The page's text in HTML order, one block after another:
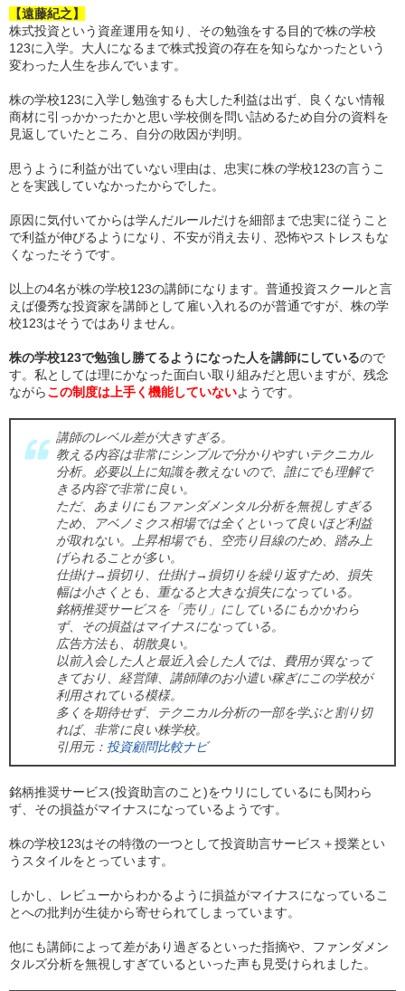
【遠藤紀之】
株式投資という資産運用を知り、その勉強をする目的で株の学校
123に入学。大人になるまで株式投資の存在を知らなかったという
変わった人生を歩んでいます。
株の学校123に入学し勉強するも大した利益は出ず、良くない情報
商材に引っかかったかと思い学校側を問い詰めるため自分の資料を
見返していたところ、自分の敗因が判明。
思うように利益が出ていない理由は、忠実に株の学校123の言うこ
とを実践していなかったからでした。
原因に気付いてからは学んだルールだけを細部まで忠実に従うこと
で利益が伸びるようになり、不安が消え去り、恐怖やストレスもな
くなったそうです。
以上の4名が株の学校123の講師になります。普通投資スクールと言
えば優秀な投資家を講師として雇い入れるのが普通ですが、株の学
校123はそうではありません。
株の学校123で勉強し勝てるようになった人を講師にしているので
す。私としては理にかなった面白い取り組みだと思いますが、残念
ながらこの制度は上手く機能していないようです。
講師のレベル差が大きすぎる。
教える内容は非常にシンプルで分かりやすいテクニカル
分析。必要以上に知識を教えないので、誰にでも理解で
きる内容で非常に良い。
ただ、あまりにもファンダメンタル分析を無視しすぎる
ため、アベノミクス相場では全くといって良いほど利益
が取れない。上昇相場でも、空売り目線のため、踏み上
げられることが多い。
仕掛け→損切り、仕掛け→損切りを繰り返すため、損失
幅は小さくとも、重なると大きな損失になっている。
銘柄推奨サービスを「売り」にしているにもかかわら
ず、その損益はマイナスになっている。
広告方法も、胡散臭い。
以前入会した人と最近入会した人では、費用が異なって
きており、経営陣、講師陣のお小遣い稼ぎにこの学校が
利用されている模様。
多くを期待せず、テクニカル分析の一部を学ぶと割り切
れば、非常に良い株学校。
引用元： 投資顧問比較ナビ
銘柄推奨サービス(投資助言のこと)をウリにしているにも関わら
ず、その損益がマイナスになっているようです。
株の学校123はその特徴の一つとして投資助言サービス＋授業とい
うスタイルをとっています。
しかし、レビューからわかるように損益がマイナスになっているこ
とへの批判が生徒から寄せられてしまっています。
他にも講師によって差があり過ぎるといった指摘や、ファンダメン
タルズ分析を無視しすぎているといった声も見受けられました。